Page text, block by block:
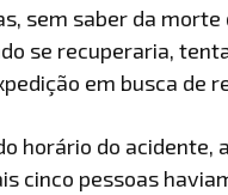
sem saber da
se recuperaria,
em busca de
horário do
cinco pessoas